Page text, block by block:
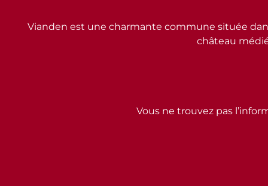
Vous ne trouvez pas
Vianden est une charmante commune située
château